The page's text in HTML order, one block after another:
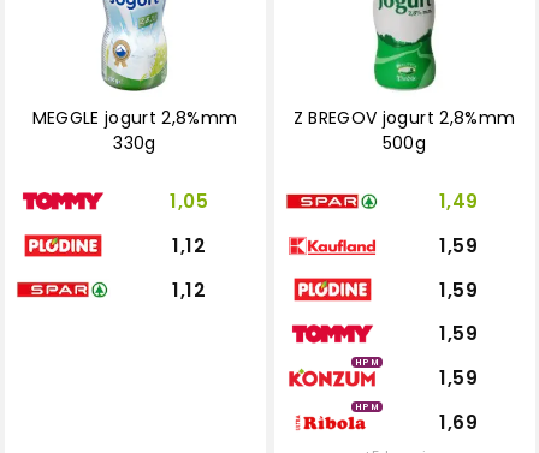
MEGGLE jogurt 2,8%mm
330g
1,05
1,12
1,12
Z BREGOV jogurt 2,8%mm
500g
1,49
1,59
1,59
1,59
HPM
1,59
HPM
1,69